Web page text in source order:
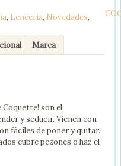
, Lenceria, Novedades,
Marca
Coquette! son el
y seducir. Vienen con
fáciles de poner y quitar.
cubre pezones o haz el